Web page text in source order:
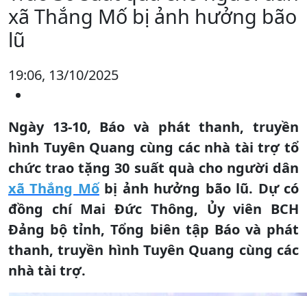
xã Thắng Mố bị ảnh hưởng bão
lũ
19:06, 13/10/2025
Ngày 13-10, Báo và phát thanh, truyền
hình Tuyên Quang cùng các nhà tài trợ tổ
chức trao tặng 30 suất quà cho người dân
xã Thắng Mốbị ảnh hưởng bão lũ. Dự có
đồng chí Mai Đức Thông, Ủy viên BCH
Đảng bộ tỉnh, Tổng biên tập Báo và phát
thanh, truyền hình Tuyên Quang cùng các
nhà tài trợ.